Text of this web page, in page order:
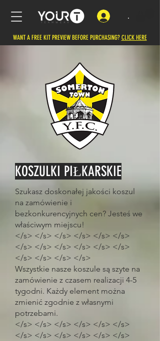
.
WANT A FREE KIT PREVIEW BEFORE PURCHASING? CLICK HERE
KOSZULKI PIŁKARSKIE
Szukasz doskonałej jakości koszul
na zamówienie i
bezkonkurencyjnych cen? Jesteś we
właściwym miejscu!
</s> </s> </s> </s> </s> </s>
</s> </s> </s> </s> </s> </s>
</s> </s> </s> </s>
Wszystkie nasze koszule są szyte na
zamówienie z czasem realizacji 4-5
tygodni. Każdy element można
zmienić zgodnie z własnymi
potrzebami.
</s> </s> </s> </s> </s> </s>
</s> </s> </s> </s> </s> </s>